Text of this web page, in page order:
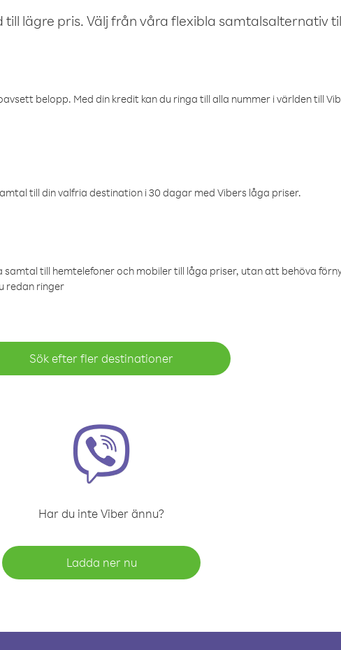
lägre pris. Välj från våra flexibla samtalsalternativ
belopp. Med din kredit kan du ringa till alla nummer i världen till
till din valfria destination i 30 dagar med Vibers låga priser.
till hemtelefoner och mobiler till låga priser, utan att behöva
redan ringer
Sök efter fler destinationer
Har du inte Viber ännu?
Ladda ner nu